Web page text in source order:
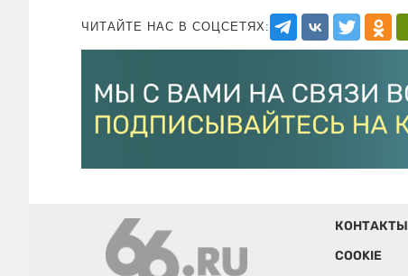
ЧИТАЙТЕ НАС В СОЦСЕТЯХ:
КОНТАКТЫ
COOKIE